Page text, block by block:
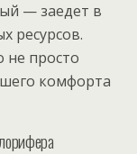
— заедет в
ресурсов.
не просто
комфорта